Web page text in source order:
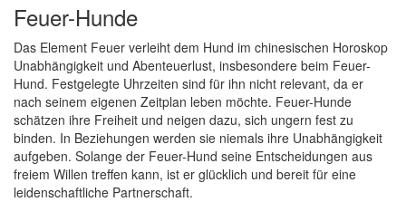
Feuer-Hunde
Das Element Feuer verleiht dem Hund im chinesischen Horoskop
Unabhängigkeit und Abenteuerlust, insbesondere beim Feuer-
Hund. Festgelegte Uhrzeiten sind für ihn nicht relevant, da er
nach seinem eigenen Zeitplan leben möchte. Feuer-Hunde
schätzen ihre Freiheit und neigen dazu, sich ungern fest zu
binden. In Beziehungen werden sie niemals ihre Unabhängigkeit
aufgeben. Solange der Feuer-Hund seine Entscheidungen aus
freiem Willen treffen kann, ist er glücklich und bereit für eine
leidenschaftliche Partnerschaft.